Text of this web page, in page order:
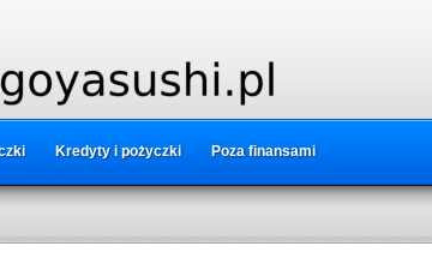
Kredyty i pożyczki Poza finansami